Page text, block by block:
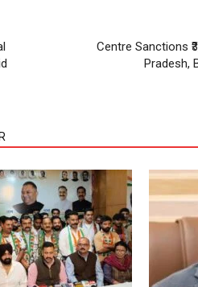
Centre Sanctions
Pradesh,